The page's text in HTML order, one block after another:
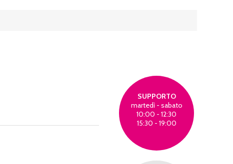
SUPPORTO
martedì - sabato
10:00 - 12:30
15:30 - 19:00